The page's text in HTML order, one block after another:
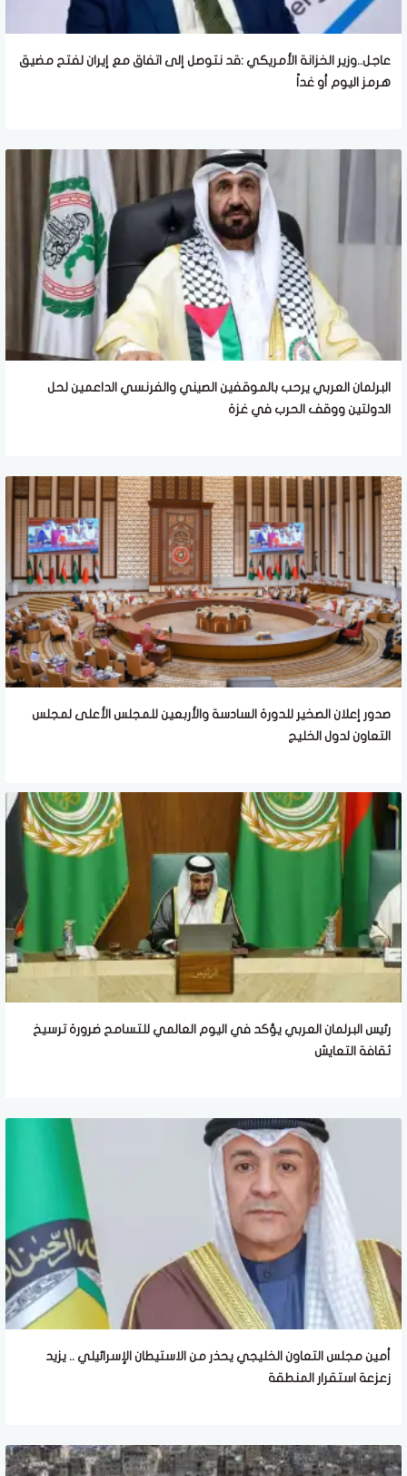
عاجل..وزير الخزانة الأمريكي :قد نتوصل إلى اتفاق مع إيران لفتح مضيق
هرمز اليوم أو غداً
البرلمان العربي يرحب بالموقفين الصيني والفرنسي الداعمين لحل
الدولتين ووقف الحرب في غزة
صدور إعلان الصخير للدورة السادسة والأربعين للمجلس الأعلى لمجلس
التعاون لدول الخليج
رئيس البرلمان العربي يؤكد في اليوم العالمي للتسامح ضرورة ترسيخ
ثقافة التعايش
أمين مجلس التعاون الخليجي يحذر من الاستيطان الإسرائيلي .. يزيد
زعزعة استقرار المنطقة